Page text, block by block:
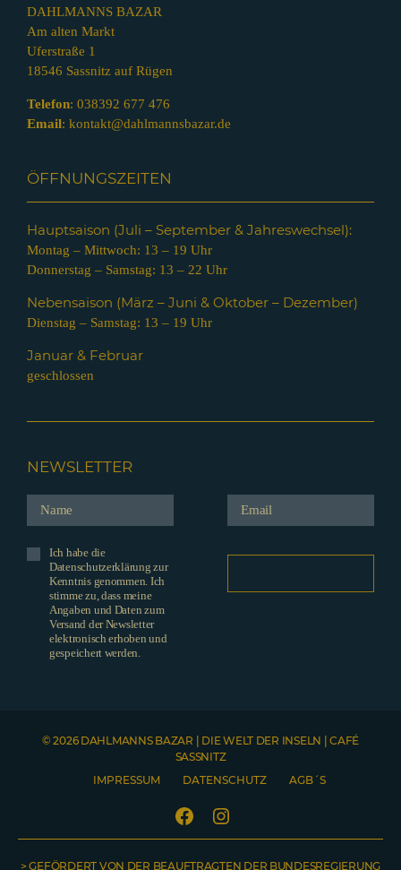
DAHLMANNS BAZAR
Am alten Markt
Uferstraße 1
18546 Sassnitz auf Rügen
Telefon: 038392 677 476
Email: kontakt@dahlmannsbazar.de
ÖFFNUNGSZEITEN
Hauptsaison (Juli – September & Jahreswechsel):
Montag – Mittwoch: 13 – 19 Uhr
Donnerstag – Samstag: 13 – 22 Uhr
Nebensaison (März – Juni & Oktober – Dezember)
Dienstag – Samstag: 13 – 19 Uhr
Januar & Februar
geschlossen
NEWSLETTER
Ich habe die
Datenschutzerklärung zur
Kenntnis genommen. Ich
stimme zu, dass meine
Angaben und Daten zum
Versand der Newsletter
elektronisch erhoben und
gespeichert werden.
© 2026 DAHLMANNS BAZAR | DIE WELT DER INSELN | CAFÉ
SASSNITZ
IMPRESSUM
DATENSCHUTZ AGB´S
FacebookInstagram
> GEFÖRDERT VON DER BEAUFTRAGTEN DER BUNDESREGIERUNG